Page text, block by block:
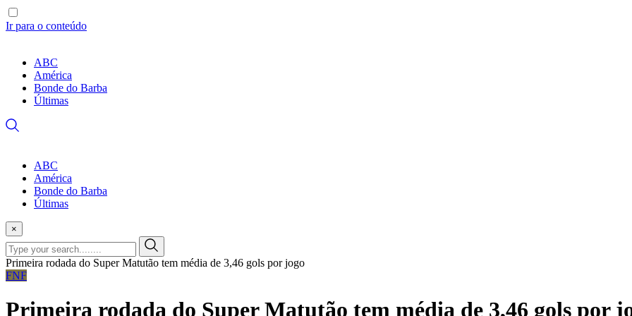
Ir para o conteúdo
ABC
América
Bonde do Barba
Últimas
ABC
América
Bonde do Barba
Últimas
×
Primeira rodada do Super Matutão tem média de 3,46 gols por jogo
FNF
Primeira rodada do Super Matutão tem média de 3,46 gols por